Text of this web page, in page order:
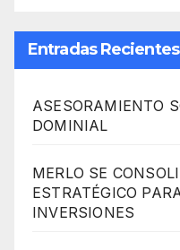
Entradas Recientes
ASESORAMIENTO
DOMINIAL
MERLO SE
ESTRATÉGICO
INVERSIONES